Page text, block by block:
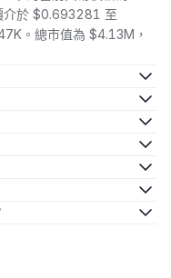
於 $0.693281 至
。總市值為 $4.13M，